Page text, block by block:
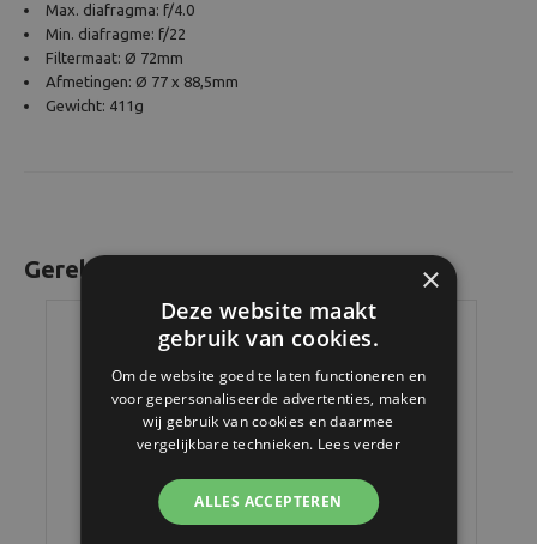
Max. diafragma: f/4.0
Min. diafragme: f/22
Filtermaat: Ø 72mm
Afmetingen: Ø 77 x 88,5mm
Gewicht: 411g
Gerelateerde producten ×
Deze website maakt
gebruik van cookies.
Om de website goed te laten functioneren en
voor gepersonaliseerde advertenties, maken
wij gebruik van cookies en daarmee
vergelijkbare technieken. Lees verder
ALLES ACCEPTEREN